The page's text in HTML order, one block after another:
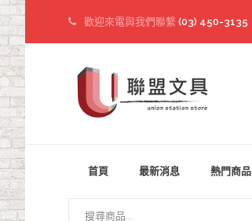
歡迎來電與我們聯繫 (03) 450-3135
首頁 最新消息 熱門商品